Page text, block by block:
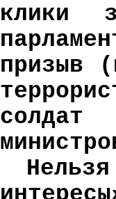
клики
призыв